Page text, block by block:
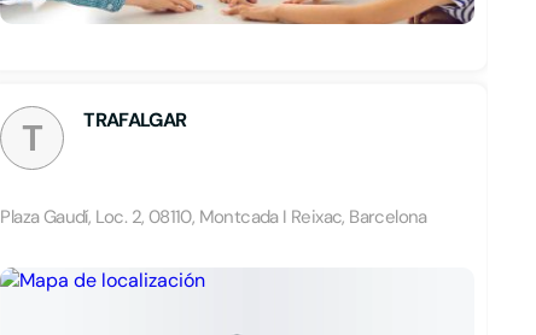
T TRAFALGAR
Plaza Gaudí, Loc. 2, 08110, Montcada I Reixac, Barcelona